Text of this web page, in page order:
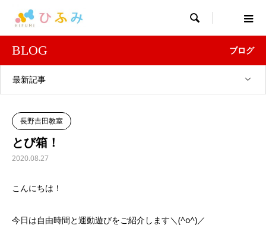

BLOG ブログ
最新記事
長野吉田教室
とび箱！
2020.08.27
こんにちは！
今日は自由時間と運動遊びをご紹介します＼(^o^)／